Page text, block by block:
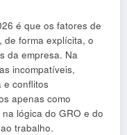
é que os fatores de
de forma explícita, o
da empresa. Na
incompatíveis,
e conflitos
apenas como
lógica do GRO e do
trabalho.